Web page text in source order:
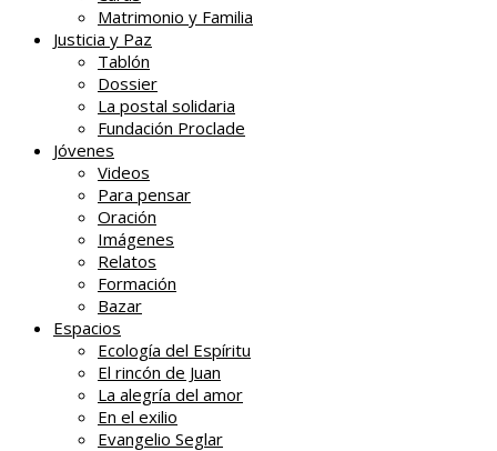
Matrimonio y Familia
Justicia y Paz
Tablón
Dossier
La postal solidaria
Fundación Proclade
Jóvenes
Videos
Para pensar
Oración
Imágenes
Relatos
Formación
Bazar
Espacios
Ecología del Espíritu
El rincón de Juan
La alegría del amor
En el exilio
Evangelio Seglar